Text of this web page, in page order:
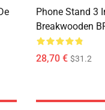
Phone Stand 3
Breakwooden
28,70 € $31.2